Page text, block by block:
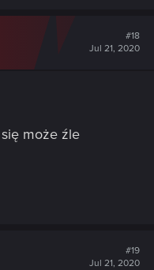
#18
Jul 21, 2020
może źle
#19
Jul 21, 2020